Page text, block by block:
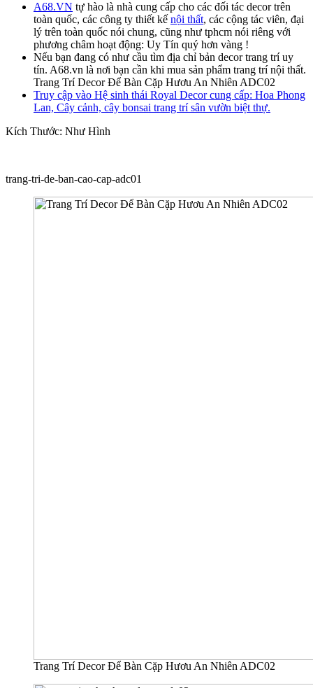
A68.VN tự hào là nhà cung cấp cho các đối tác decor trên
toàn quốc, các công ty thiết kế nội thất, các cộng tác viên, đại
lý trên toàn quốc nói chung, cũng như tphcm nói riêng với
phương châm hoạt động: Uy Tín quý hơn vàng !
Nếu bạn đang có như cầu tìm địa chỉ bản decor trang trí uy
tín. A68.vn là nơi bạn cần khi mua sản phẩm trang trí nội thất.
Trang Trí Decor Để Bàn Cặp Hươu An Nhiên ADC02
Truy cập vào Hệ sinh thái Royal Decor cung cấp: Hoa Phong
Lan, Cây cảnh, cây bonsai trang trí sân vườn biệt thự.
Kích Thước: Như Hình
trang-tri-de-ban-cao-cap-adc01
Trang Trí Decor Để Bàn Cặp Hươu An Nhiên ADC02